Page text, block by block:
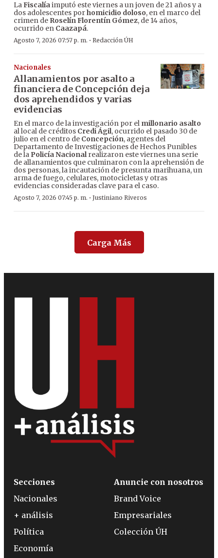
LaFiscalíaimputó este viernes a un joven de 21 años y a
dos adolescentes porhomicidio doloso, en el marco del
crimen de Roselín Florentín Gómez, de 14 años,
ocurrido en Caazapá.
Agosto 7, 2026 07:57 p. m. · Redacción ÚH
Nacionales
Allanamientos por asalto a
financiera de Concepción deja
dos aprehendidos y varias
evidencias
En el marco de la investigación por el millonario asalto
al local de créditos Credi Ágil, ocurrido el pasado 30 de
julio en el centro de Concepción, agentes del
Departamento de Investigaciones de Hechos Punibles
de la Policía Nacionalrealizaron este viernes una serie
de allanamientos que culminaron con la aprehensión de
dos personas, la incautación de presunta marihuana, un
arma de fuego, celulares, motocicletas y otras
evidencias consideradas clave para el caso.
Agosto 7, 2026 07:45 p. m. · Justiniano Riveros
Carga Más
Secciones
Nacionales
+ análisis
Política
Economía
Anuncie con nosotros
Brand Voice
Empresariales
Colección ÚH